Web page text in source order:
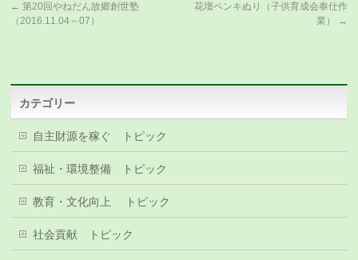
← 第20回やねだん故郷創世塾
（2016.11.04～07）
花壇ペンキぬり（子供育成会奉仕作
業）
→
カテゴリー
自主財源を稼ぐ トピック
福祉・環境整備 トピック
教育・文化向上 トピック
社会貢献 トピック